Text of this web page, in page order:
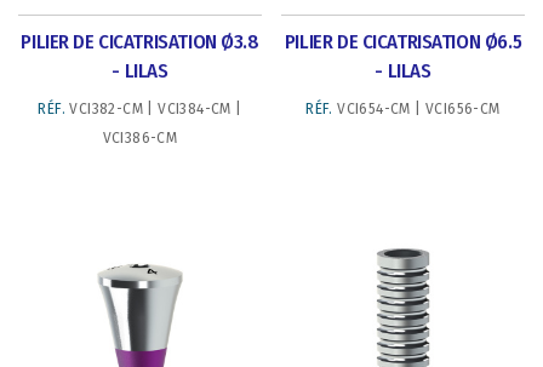
PILIER DE CICATRISATION Ø3.8
- LILAS
RÉF. VCI382-CM | VCI384-CM |
VCI386-CM
PILIER DE CICATRISATION Ø6.5
- LILAS
RÉF. VCI654-CM | VCI656-CM